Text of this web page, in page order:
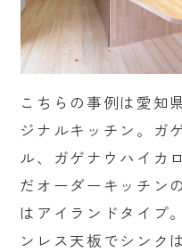
こちらの事例は愛知
ジナルキッチン。ガ
ル、ガゲナウハイカ
だオーダーキッチン
はアイランドタイプ
ンレス天板でシンク